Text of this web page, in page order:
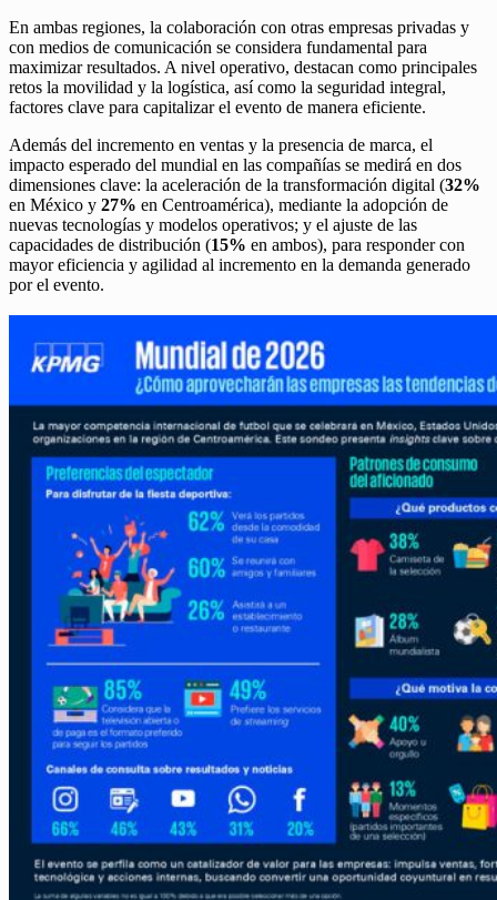
En ambas regiones, la colaboración con otras empresas privadas y
con medios de comunicación se considera fundamental para
maximizar resultados. A nivel operativo, destacan como principales
retos la movilidad y la logística, así como la seguridad integral,
factores clave para capitalizar el evento de manera eficiente.
Además del incremento en ventas y la presencia de marca, el
impacto esperado del mundial en las compañías se medirá en dos
dimensiones clave: la aceleración de la transformación digital (32%
en México y 27% en Centroamérica), mediante la adopción de
nuevas tecnologías y modelos operativos; y el ajuste de las
capacidades de distribución (15% en ambos), para responder con
mayor eficiencia y agilidad al incremento en la demanda generado
por el evento.